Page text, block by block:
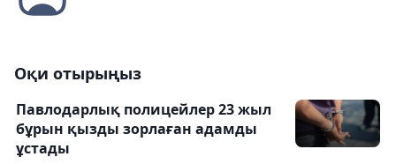
Оқи отырыңыз
Павлодарлық полицейлер 23 жыл
бұрын қызды зорлаған адамды
ұстады